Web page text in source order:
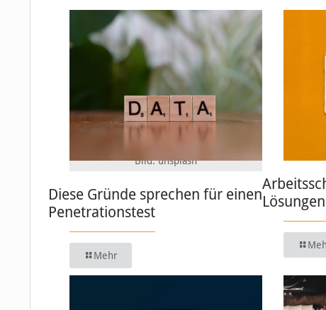
Bild: unsplash
Diese Gründe sprechen für einen
Penetrationstest
Mehr